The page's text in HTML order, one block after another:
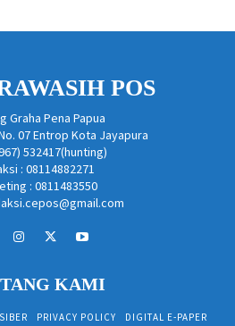
POS
Graha Pena Papua
07 Entrop Kota Jayapura
532417(hunting)
: 08114882271
: 0811483550
KAMI
PRIVACY POLICY DIGITAL E-PAPER